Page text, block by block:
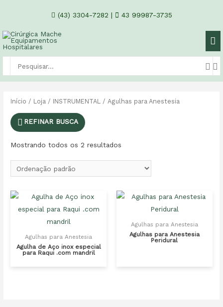
(43) 3304-7282 | 43 99987-3735
Início / Loja / INSTRUMENTAL / Agulhas para Anestesia
REFINAR BUSCA
Mostrando todos os 2 resultados
Agulhas para Anestesia
Agulha de Aço inox especial
para Raqui .com mandril
Agulhas para Anestesia
Agulhas para Anestesia
Peridural